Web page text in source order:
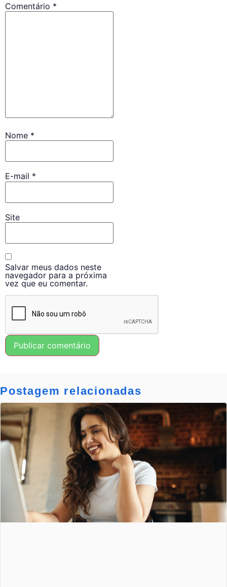
Comentário *
Nome *
E-mail *
Site
Salvar meus dados neste
navegador para a próxima
vez que eu comentar.
Postagem relacionadas